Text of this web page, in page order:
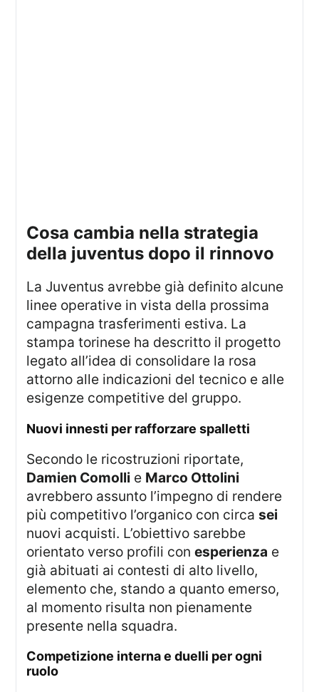
cosa cambia nella strategia
della juventus dopo il rinnovo
La Juventus avrebbe già definito alcune
linee operative in vista della prossima
campagna trasferimenti estiva. La
stampa torinese ha descritto il progetto
legato all’idea di consolidare la rosa
attorno alle indicazioni del tecnico e alle
esigenze competitive del gruppo.
nuovi innesti per rafforzare spalletti
Secondo le ricostruzioni riportate,
Damien Comolli e Marco Ottolini
avrebbero assunto l’impegno di rendere
più competitivo l’organico con circasei
nuovi acquisti. L’obiettivo sarebbe
orientato verso profili conesperienza e
già abituati ai contesti di alto livello,
elemento che, stando a quanto emerso,
al momento risulta non pienamente
presente nella squadra.
competizione interna e duelli per ogni
ruolo